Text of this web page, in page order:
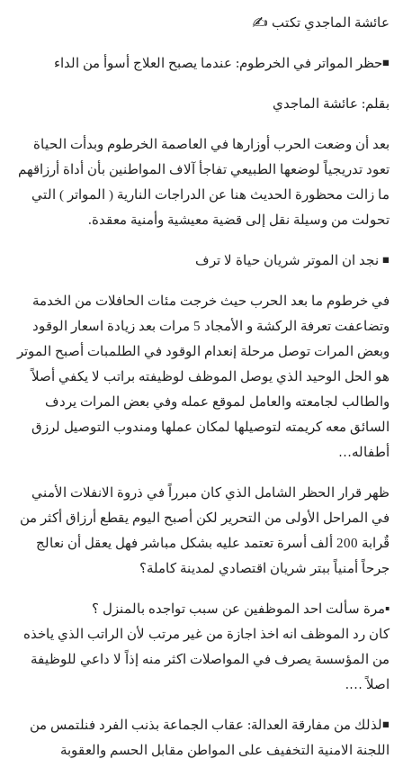
عائشة الماجدي تكتب ✍️
◾️حظر المواتر في الخرطوم: عندما يصبح العلاج أسوأ من الداء
بقلم: عائشة الماجدي
بعد أن وضعت الحرب أوزارها في العاصمة الخرطوم وبدأت الحياة
تعود تدريجياً لوضعها الطبيعي تفاجأ آلاف المواطنين بأن أداة أرزاقهم
ما زالت محظورة الحديث هنا عن الدراجات النارية ( المواتر ) التي
تحولت من وسيلة نقل إلى قضية معيشية وأمنية معقدة.
◾️ نجد ان الموتر شريان حياة لا ترف
في خرطوم ما بعد الحرب حيث خرجت مئات الحافلات من الخدمة
وتضاعفت تعرفة الركشة و الأمجاد 5 مرات بعد زيادة اسعار الوقود
وبعض المرات توصل مرحلة إنعدام الوقود في الطلمبات أصبح الموتر
هو الحل الوحيد الذي يوصل الموظف لوظيفته براتب لا يكفي أصلاً
والطالب لجامعته والعامل لموقع عمله وفي بعض المرات يردف
السائق معه كريمته لتوصيلها لمكان عملها ومندوب التوصيل لرزق
أطفاله…
ظهر قرار الحظر الشامل الذي كان مبرراً في ذروة الانفلات الأمني
في المراحل الأولى من التحرير لكن أصبح اليوم يقطع أرزاق أكثر من
قٌرابة 200 ألف أسرة تعتمد عليه بشكل مباشر فهل يعقل أن نعالج
جرحاً أمنياً ببتر شريان اقتصادي لمدينة كاملة؟
▪️مرة سألت احد الموظفين عن سبب تواجده بالمنزل ؟
كان رد الموظف انه اخذ اجازة من غير مرتب لأن الراتب الذي ياخذه
من المؤسسة يصرف في المواصلات اكثر منه إذاً لا داعي للوظيفة
اصلاً ….
◾️لذلك من مفارقة العدالة: عقاب الجماعة بذنب الفرد فنلتمس من
اللجنة الامنية التخفيف على المواطن مقابل الحسم والعقوبة